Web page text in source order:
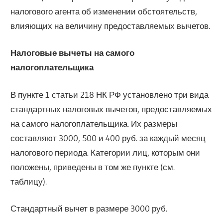
налогового агента об изменении обстоятельств,
влияющих на величину предоставляемых вычетов.
Налоговые вычеты на самого
налогоплательщика
В пункте 1 статьи 218 НК РФ установлено три вида
стандартных налоговых вычетов, предоставляемых
на самого налогоплательщика. Их размеры
составляют 3000, 500 и 400 руб. за каждый месяц
налогового периода. Категории лиц, которым они
положены, приведены в том же пункте (см.
таблицу).
Стандартный вычет в размере 3000 руб.